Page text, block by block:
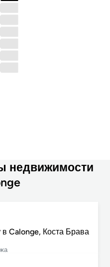
недвижимости
Calonge, Коста Брава